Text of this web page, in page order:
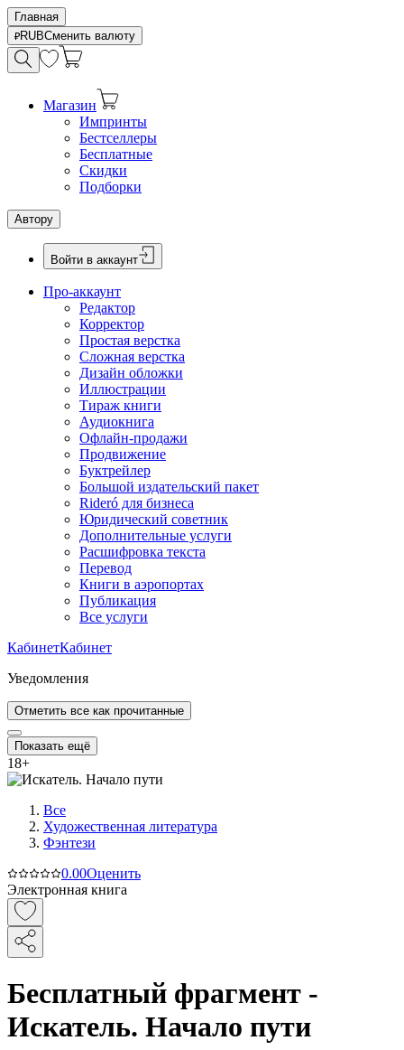
Главная
RUBСменить валюту
Магазин
Импринты
Бестселлеры
Бесплатные
Скидки
Подборки
Автору
Войти в аккаунт
Про-аккаунт
Редактор
Корректор
Простая верстка
Сложная верстка
Дизайн обложки
Иллюстрации
Тираж книги
Аудиокнига
Офлайн-продажи
Продвижение
Буктрейлер
Большой издательский пакет
Rideró для бизнеса
Юридический советник
Дополнительные услуги
Расшифровка текста
Перевод
Книги в аэропортах
Публикация
Все услуги
КабинетКабинет
Уведомления
Отметить все как прочитанные
Показать ещё
18+
Все
Художественная литература
Фэнтези
0.00Оценить
Электронная книга
Бесплатный фрагмент -
Искатель. Начало пути